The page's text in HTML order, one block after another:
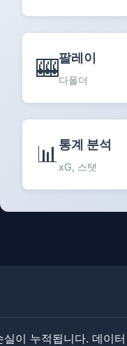
🎰팔레이
다폴더
📊통계 분석
xG, 스탯
이 누적됩니다. 데이